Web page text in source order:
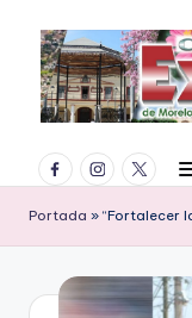
Saltar
contenido
x
p
e
FacebookInstagram
Twitter
Portada » “Fortalecer